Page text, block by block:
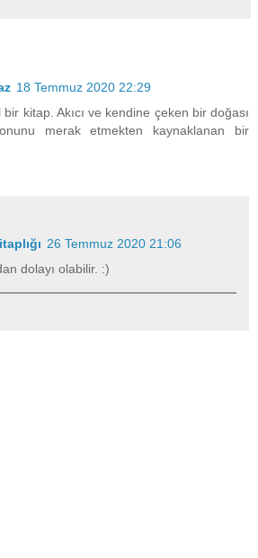
18 Temmuz 2020 22:29
kitap. Akıcı ve kendine çeken bir doğası
merak etmekten kaynaklanan bir
26 Temmuz 2020 21:06
dolayı olabilir. :)